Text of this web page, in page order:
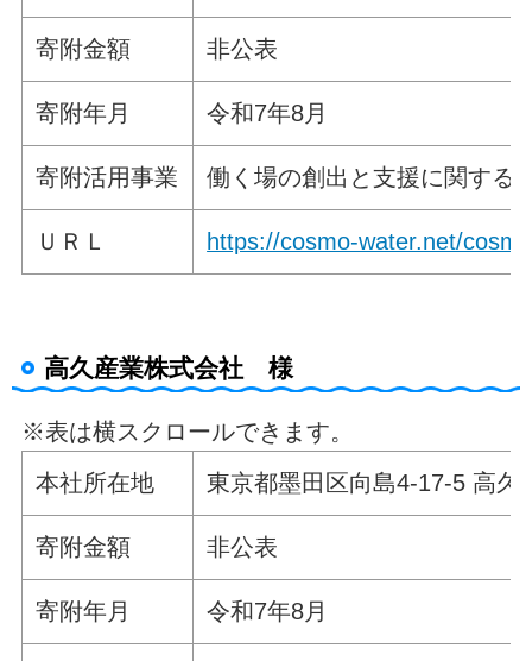
寄附金額 非公表
寄附年月 令和7年8月
寄附活用事業 働く場の創出と支援に関する
ＵＲＬ https://cosmo-water.net/
高久産業株式会社 様
※表は横スクロールできます。
本社所在地
東京都墨田区向島4-17-5 高久
寄附金額 非公表
寄附年月 令和7年8月